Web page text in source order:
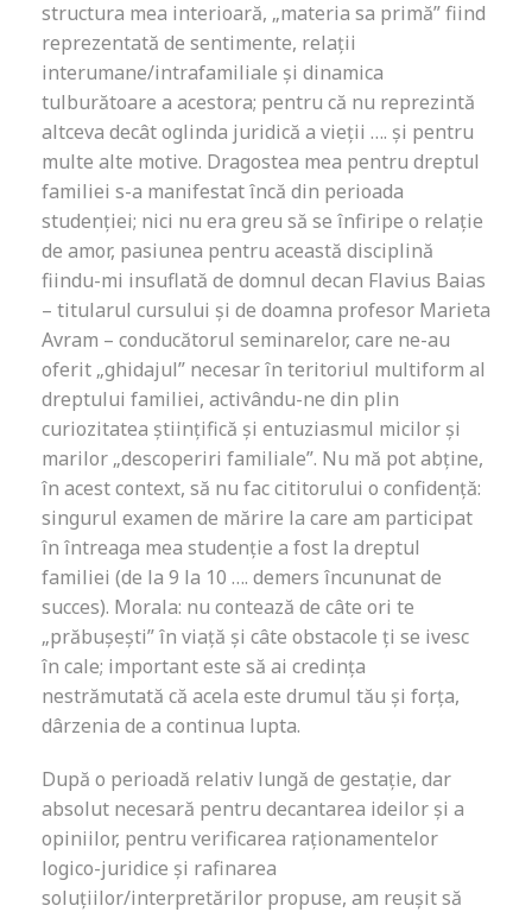
structura mea interioară, „materia sa primă” fiind
reprezentată de sentimente, relații
interumane/intrafamiliale și dinamica
tulburătoare a acestora; pentru că nu reprezintă
altceva decât oglinda juridică a vieții …. și pentru
multe alte motive. Dragostea mea pentru dreptul
familiei s-a manifestat încă din perioada
studenției; nici nu era greu să se înfiripe o relație
de amor, pasiunea pentru această disciplină
fiindu-mi insuflată de domnul decan Flavius Baias
– titularul cursului și de doamna profesor Marieta
Avram – conducătorul seminarelor, care ne-au
oferit „ghidajul” necesar în teritoriul multiform al
dreptului familiei, activându-ne din plin
curiozitatea științifică și entuziasmul micilor și
marilor „descoperiri familiale”. Nu mă pot abține,
în acest context, să nu fac cititorului o confidență:
singurul examen de mărire la care am participat
în întreaga mea studenție a fost la dreptul
familiei (de la 9 la 10 …. demers încununat de
succes). Morala: nu contează de câte ori te
„prăbușești” în viață și câte obstacole ți se ivesc
în cale; important este să ai credința
nestrămutată că acela este drumul tău și forța,
dârzenia de a continua lupta.
După o perioadă relativ lungă de gestație, dar
absolut necesară pentru decantarea ideilor și a
opiniilor, pentru verificarea raționamentelor
logico-juridice și rafinarea
soluțiilor/interpretărilor propuse, am reușit să